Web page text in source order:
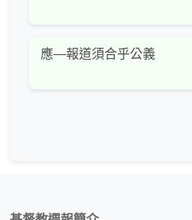
應—報道須合乎公義